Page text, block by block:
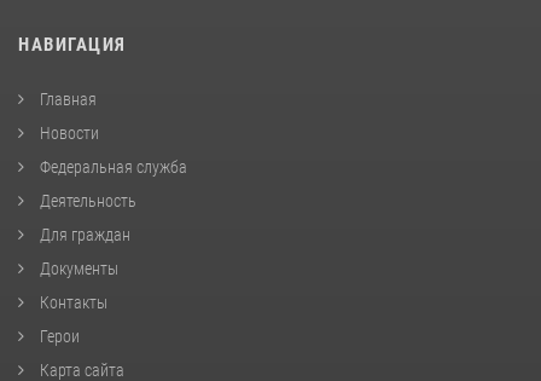
НАВИГАЦИЯ
Главная
Новости
Федеральная служба
Деятельность
Для граждан
Документы
Контакты
Герои
Карта сайта